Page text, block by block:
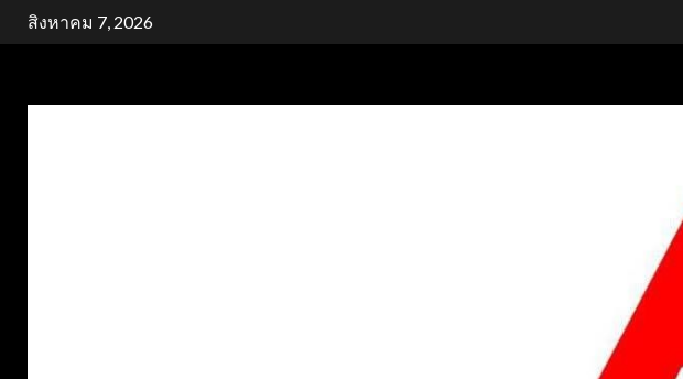
Skipสิงหาคม 7, 2026